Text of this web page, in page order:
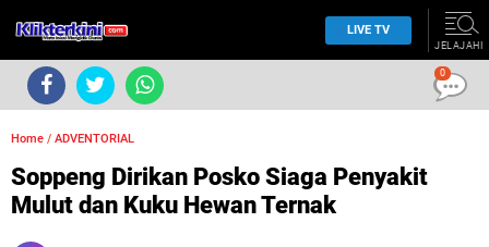
LIVE TV
JELAJAHI
Home / ADVENTORIAL
Soppeng Dirikan Posko Siaga Penyakit
Mulut dan Kuku Hewan Ternak
0